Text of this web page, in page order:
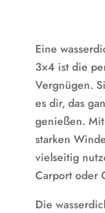
Eine
3×4 ist die
Vergnügen.
es dir, das
genießen.
starken
vielseitig
Carport oder
Die